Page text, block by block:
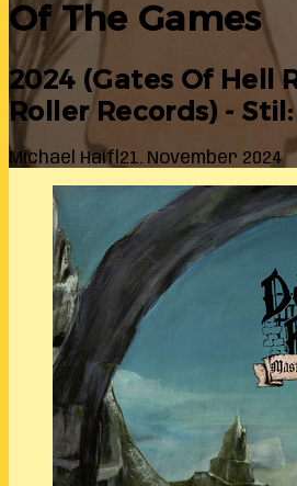
Of The Games
2024 (Gates Of Hell
Roller Records) -
Michael Haifl 21. November 2024